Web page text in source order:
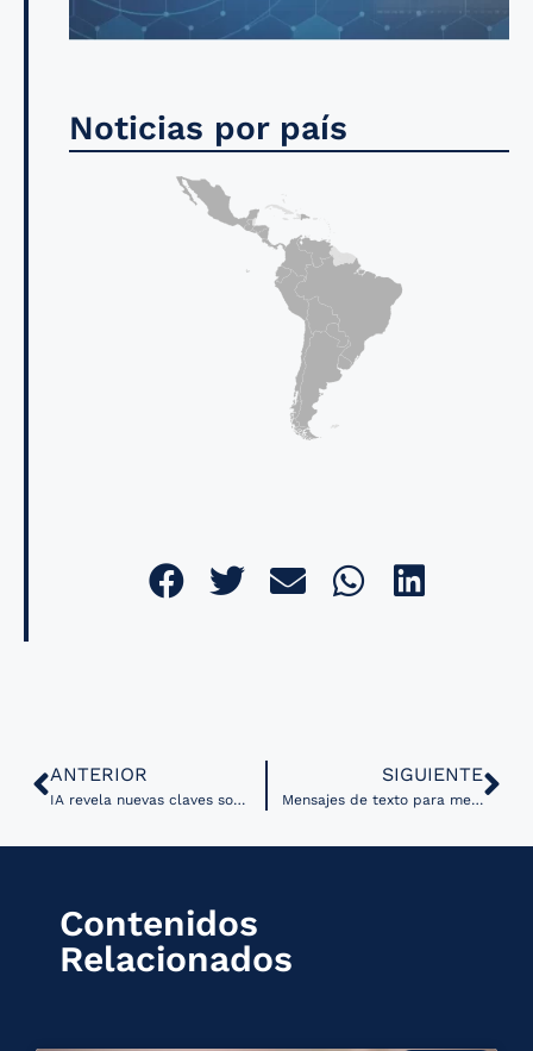
Noticias por país
ANTERIOR
IA revela nuevas claves sobre la resistencia al tratamiento en cáncer de mama
SIGUIENTE
Mensajes de texto para mejorar el control de la diabetes tipo 2
Contenidos
Relacionados